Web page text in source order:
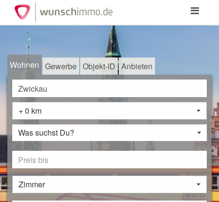
Toggle
Wohnen Gewerbe Objekt-ID Anbieten
+ 0 km
Was suchst Du?
Zimmer